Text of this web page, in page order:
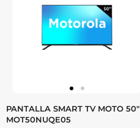
PANTALLA SMART TV MOTO 50″
MOT50NUQE05